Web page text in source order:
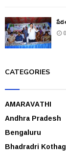
CATEGORIES
AMARAVATHI
Andhra Pradesh
Bengaluru
Bhadradri